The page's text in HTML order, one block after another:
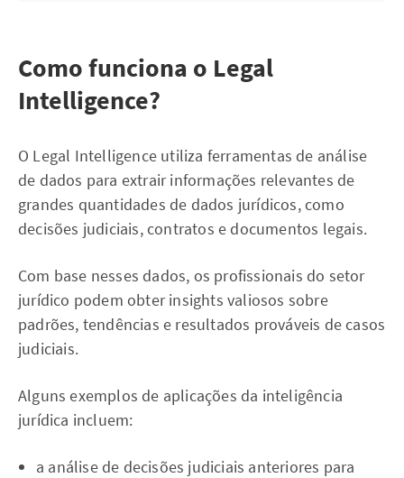
Como funciona o Legal
Intelligence?
O Legal Intelligence utiliza ferramentas de análise
de dados para extrair informações relevantes de
grandes quantidades de dados jurídicos, como
decisões judiciais, contratos e documentos legais.
Com base nesses dados, os profissionais do setor
jurídico podem obter insights valiosos sobre
padrões, tendências e resultados prováveis de casos
judiciais.
Alguns exemplos de aplicações da inteligência
jurídica incluem:
a análise de decisões judiciais anteriores para